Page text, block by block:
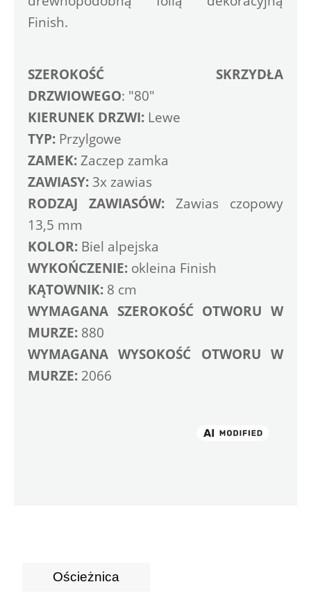
Finish.
SZEROKOŚĆ SKRZYDŁA
DRZWIOWEGO: "80"
KIERUNEK DRZWI: Lewe
TYP: Przylgowe
ZAMEK: Zaczep zamka
ZAWIASY: 3x zawias
RODZAJ ZAWIASÓW: Zawias czopowy
13,5 mm
KOLOR: Biel alpejska
WYKOŃCZENIE: okleina Finish
KĄTOWNIK: 8 cm
WYMAGANA SZEROKOŚĆ OTWORU W
MURZE: 880
WYMAGANA WYSOKOŚĆ OTWORU W
MURZE: 2066
Ościeżnica